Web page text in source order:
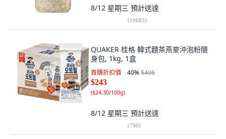
8/12 星期三 預計送達
(19683)
QUAKER 桂格 韓式麵茶燕麥沖泡粉隨
身包, 1kg, 1盒
首購折扣價 40%$406
$243
($24.30/100g)
8/12 星期三 預計送達
(790)